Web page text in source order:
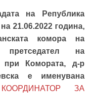
на Република
21.06.2022 година,
комора на
на
при Комората, д-р
е именувана
ЗА